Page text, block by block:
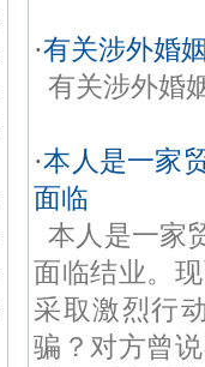
·有关涉外婚
有关涉外婚
·本人是一家
面临
本人是一家
面临结业。
采取激烈行
骗？对方曾